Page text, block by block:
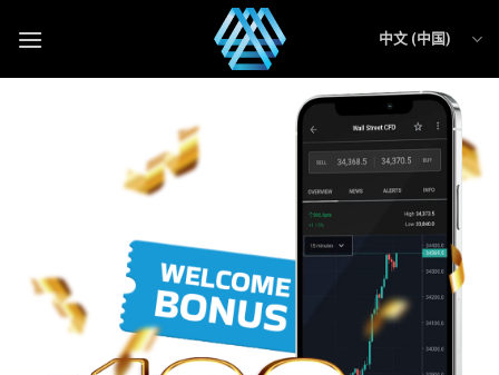
中文 (中国)